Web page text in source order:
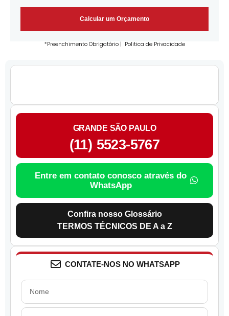
Calcular um Orçamento
*Preenchimento Obrigatório | Politica de Privacidade
GRANDE SÃO PAULO
(11) 5523-5767
Entre em contato conosco através do
WhatsApp
Confira nosso Glossário
TERMOS TÉCNICOS DE A a Z
CONTATE-NOS NO WHATSAPP